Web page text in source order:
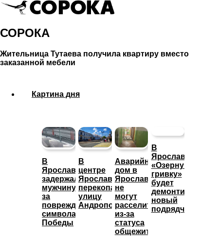
СОРОКА
Жительница Тутаева получила квартиру вместо
заказанной мебели
Картина дня
В
Ярославле
задержали
мужчину
за
повреждение
символа
Победы
В
центре
Ярославля
перекопали
улицу
Андропова
Аварийный
дом в
Ярославле
не
могут
расселить
из-за
статуса
общежития
В
Ярославле
«Озерную
гривку»
будет
демонтировать
новый
подрядчик